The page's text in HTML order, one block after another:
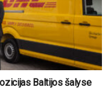
Baltijos šalyse